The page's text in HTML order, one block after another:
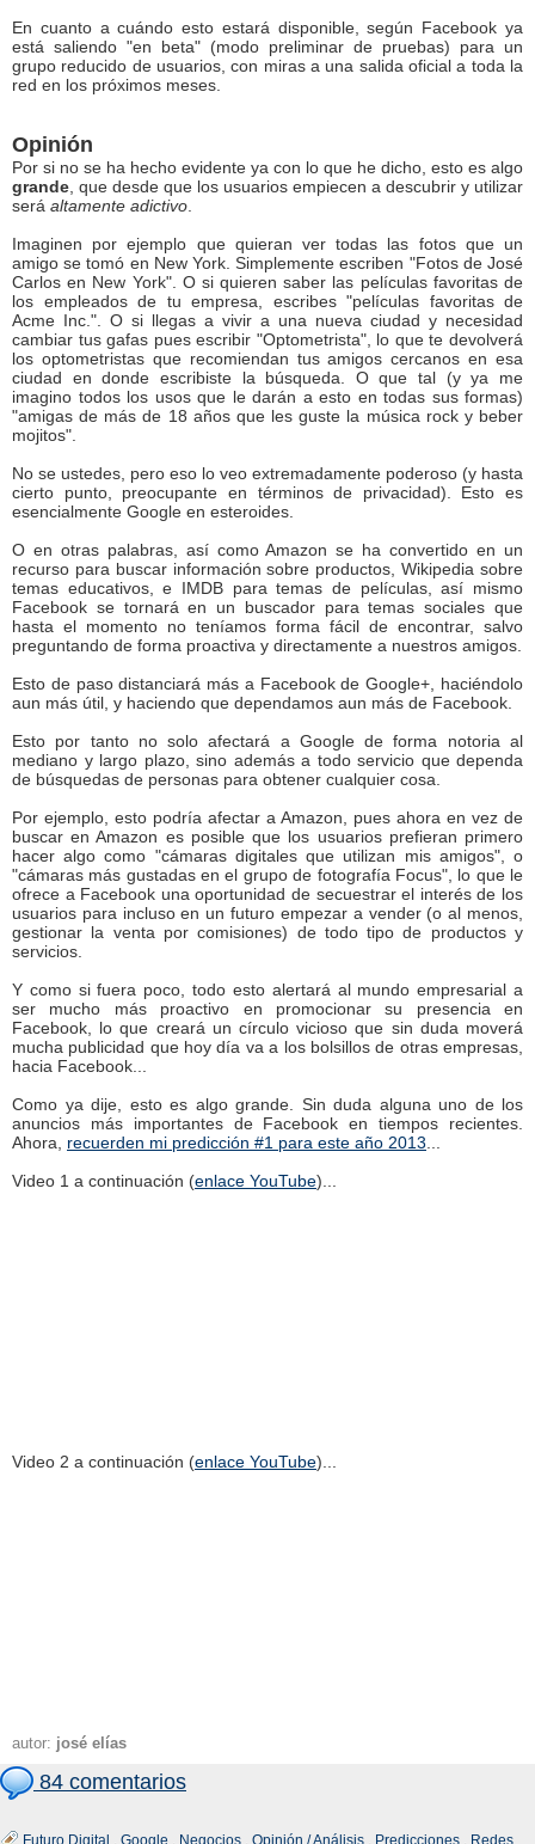
En cuanto a cuándo esto estará disponible, según Facebook ya
está saliendo "en beta" (modo preliminar de pruebas) para un
grupo reducido de usuarios, con miras a una salida oficial a toda la
red en los próximos meses.
Opinión
Por si no se ha hecho evidente ya con lo que he dicho, esto es algo
grande , que desde que los usuarios empiecen a descubrir y utilizar
será altamente adictivo
Imaginen por ejemplo que quieran ver todas las fotos que un
amigo se tomó en New York. Simplemente escriben "Fotos de José
Carlos en New York". O si quieren saber las películas favoritas de
los empleados de tu empresa, escribes "películas favoritas de
Acme Inc.". O si llegas a vivir a una nueva ciudad y necesidad
cambiar tus gafas pues escribir "Optometrista", lo que te devolverá
los optometristas que recomiendan tus amigos cercanos en esa
ciudad en donde escribiste la búsqueda. O que tal (y ya me
imagino todos los usos que le darán a esto en todas sus formas)
"amigas de más de 18 años que les guste la música rock y beber
mojitos".
No se ustedes, pero eso lo veo extremadamente poderoso (y hasta
cierto punto, preocupante en términos de privacidad). Esto es
esencialmente Google en esteroides.
O en otras palabras, así como Amazon se ha convertido en un
recurso para buscar información sobre productos, Wikipedia sobre
temas educativos, e IMDB para temas de películas, así mismo
Facebook se tornará en un buscador para temas sociales que
hasta el momento no teníamos forma fácil de encontrar, salvo
preguntando de forma proactiva y directamente a nuestros amigos.
Esto de paso distanciará más a Facebook de Google+, haciéndolo
aun más útil, y haciendo que dependamos aun más de Facebook.
Esto por tanto no solo afectará a Google de forma notoria al
mediano y largo plazo, sino además a todo servicio que dependa
de búsquedas de personas para obtener cualquier cosa.
Por ejemplo, esto podría afectar a Amazon, pues ahora en vez de
buscar en Amazon es posible que los usuarios prefieran primero
hacer algo como "cámaras digitales que utilizan mis amigos", o
"cámaras más gustadas en el grupo de fotografía Focus", lo que le
ofrece a Facebook una oportunidad de secuestrar el interés de los
usuarios para incluso en un futuro empezar a vender (o al menos,
gestionar la venta por comisiones) de todo tipo de productos y
servicios.
Y como si fuera poco, todo esto alertará al mundo empresarial a
ser mucho más proactivo en promocionar su presencia en
Facebook, lo que creará un círculo vicioso que sin duda moverá
mucha publicidad que hoy día va a los bolsillos de otras empresas,
hacia Facebook...
Como ya dije, esto es algo grande. Sin duda alguna uno de los
anuncios más importantes de Facebook en tiempos recientes.
Ahora, recuerden mi predicción #1 para este año 2013
Video 1 a continuación (enlace YouTube)...
Video 2 a continuación (enlace YouTube)...
autor: josé elías
84 comentarios
Futuro Digital , Google , Negocios , Opinión / Análisis , Predicciones , Redes